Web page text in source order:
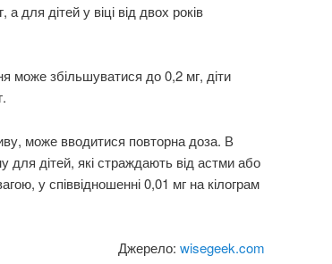
для дітей у віці від двох років
може збільшуватися до 0,2 мг, діти
може вводитися повторна доза. В
для дітей, які страждають від астми або
у співвідношенні 0,01 мг на кілограм
Джерело:wisegeek.com